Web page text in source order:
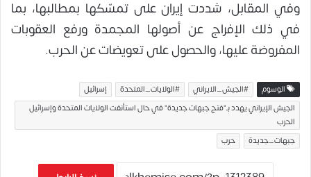
وفي المقابل، شددت إيران على تمسّكها بمطالبها، بما
في ذلك الإفراج عن أصولها المجمدة ورفع العقوبات
المفروضة عليها، والحصول على تعويضات عن الحرب.
الوسوم #الجيش_الايراني #الولايات_المتحدة
إسرائيل
الجيش الإيراني يهدد بـ"فتح جبهات جديدة" في حال استأنفت الولايات المتحدة وإسرائيل
الحرب
جبهات_جديدة
حرب